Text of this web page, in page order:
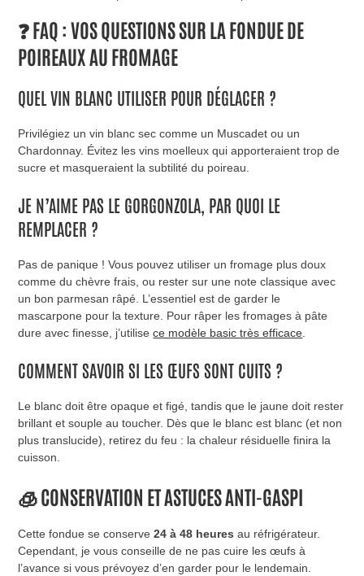
❓ FAQ : VOS QUESTIONS SUR LA FONDUE DE
POIREAUX AU FROMAGE
QUEL VIN BLANC UTILISER POUR DÉGLACER ?
Privilégiez un vin blanc sec comme un Muscadet ou un
Chardonnay. Évitez les vins moelleux qui apporteraient trop de
sucre et masqueraient la subtilité du poireau.
JE N’AIME PAS LE GORGONZOLA, PAR QUOI LE
REMPLACER ?
Pas de panique ! Vous pouvez utiliser un fromage plus doux
comme du chèvre frais, ou rester sur une note classique avec
un bon parmesan râpé. L’essentiel est de garder le
mascarpone pour la texture. Pour râper les fromages à pâte
dure avec finesse, j’utilisece modèle basic très efficace.
COMMENT SAVOIR SI LES ŒUFS SONT CUITS ?
Le blanc doit être opaque et figé, tandis que le jaune doit rester
brillant et souple au toucher. Dès que le blanc est blanc (et non
plus translucide), retirez du feu : la chaleur résiduelle finira la
cuisson.
🧊 CONSERVATION ET ASTUCES ANTI-GASPI
Cette fondue se conserve24 à 48 heures au réfrigérateur.
Cependant, je vous conseille de ne pas cuire les œufs à
l’avance si vous prévoyez d’en garder pour le lendemain.